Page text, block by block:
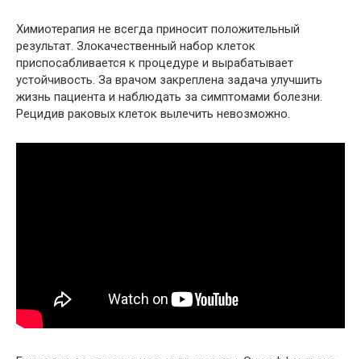
Химиотерапия не всегда приносит положительный
результат. Злокачественный набор клеток
приспосабливается к процедуре и вырабатывает
устойчивость. За врачом закреплена задача улучшить
жизнь пациента и наблюдать за симптомами болезни.
Рецидив раковых клеток вылечить невозможно.